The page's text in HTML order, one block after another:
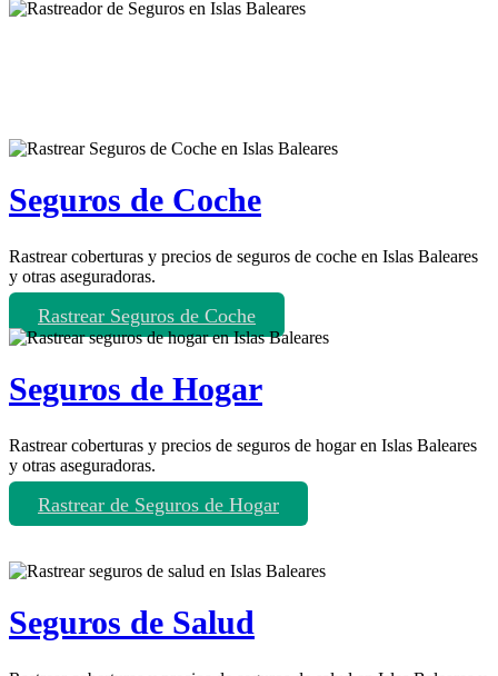
Seguros de Coche
Rastrear coberturas y precios de seguros de coche en Islas Baleares
y otras aseguradoras.
Rastrear Seguros de Coche
Seguros de Hogar
Rastrear coberturas y precios de seguros de hogar en Islas Baleares
y otras aseguradoras.
Rastrear de Seguros de Hogar
Seguros de Salud